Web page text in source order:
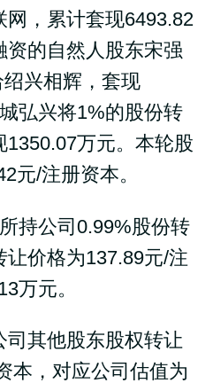
，累计套现6493.82
的自然人股东宋强
兴相辉，套现
弘兴将1%的股份转
万元。本轮股
元/注册资本。
持公司0.99%股份转
价格为137.89元/注
万元。
其他股东股权转让
本，对应公司估值为